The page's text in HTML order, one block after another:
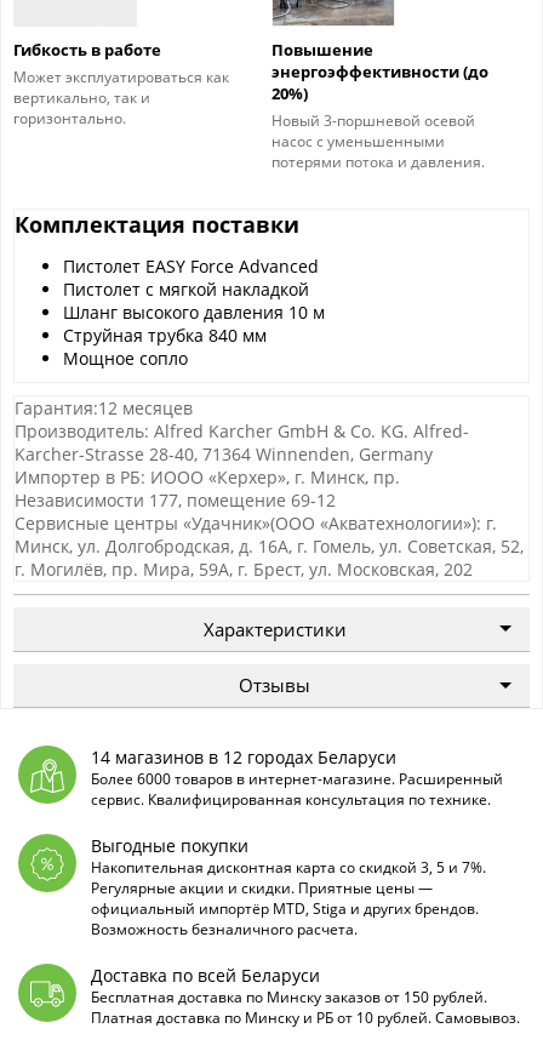
Гибкость в работе
Может эксплуатироваться как
вертикально, так и
горизонтально.
Повышение
энергоэффективности (до
20%)
Новый 3-поршневой осевой
насос с уменьшенными
потерями потока и давления.
Комплектация поставки
Пистолет EASY Force Advanced
Пистолет с мягкой накладкой
Шланг высокого давления 10 м
Струйная трубка 840 мм
Мощное сопло
Гарантия:12 месяцев
Производитель: Alfred Karcher GmbH & Co. KG. Alfred-
Karcher-Strasse 28-40, 71364 Winnenden, Germany
Импортер в РБ: ИООО «Керхер», г. Минск, пр.
Независимости 177, помещение 69-12
Сервисные центры «Удачник»(ООО «Акватехнологии»): г.
Минск, ул. Долгобродская, д. 16А, г. Гомель, ул. Советская, 52,
г. Могилёв, пр. Мира, 59А, г. Брест, ул. Московская, 202
Характеристики
Отзывы
14 магазинов в 12 городах Беларуси
Более 6000 товаров в интернет-магазине. Расширенный
сервис. Квалифицированная консультация по технике.
Выгодные покупки
Накопительная дисконтная карта со скидкой 3, 5 и 7%.
Регулярные акции и скидки. Приятные цены —
официальный импортёр MTD, Stiga и других брендов.
Возможность безналичного расчета.
Доставка по всей Беларуси
Бесплатная доставка по Минску заказов от 150 рублей.
Платная доставка по Минску и РБ от 10 рублей. Самовывоз.